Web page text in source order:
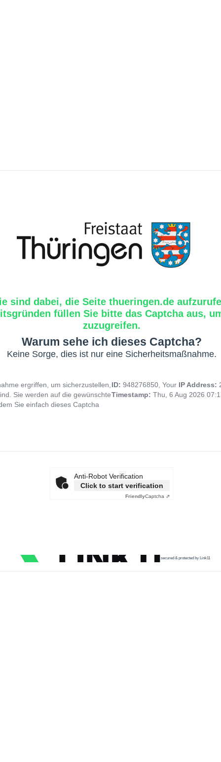
sind dabei, die Seite thueringen.de
füllen Sie bitte das Captcha aus,
zuzugreifen.
Warum sehe ich dieses Captcha?
Keine Sorge, dies ist nur eine Sicherheitsmaßnahme.
ergriffen, um sicherzustellen,
Sie werden auf die gewünschte
Sie einfach dieses Captcha
ID: 948276850, Your IP Address:
Timestamp: Thu, 6 Aug 2026
Anti-Robot Verification
Click to start verification
FriendlyCaptcha ⇗
secured & protected by Link11